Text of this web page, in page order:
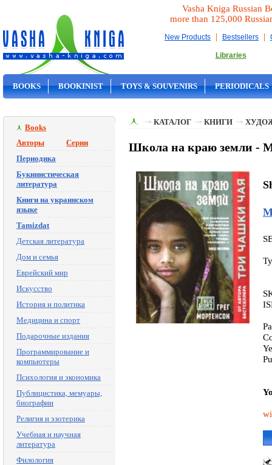
Vasha Kniga Russian
more than 125,000
New Products | Bestsellers |
Libraries
BOOKS BOOKINIST TOYS & SOUVENIRS PERIODICALS
Books
Авторы
Серии
Периодика
Букинистическая
литература
Книги на украинском
языке
Tamizdat
Детская литература
Дом и семья
Еврейский мир
Искусство
История и политика
Медицина и спорт
Подарочные издания
Программирование и
компьютеры
Психология и экономика
Публицистика, мемуары,
биографии
Религия и эзотерика
Учебная и научная
литература
Филология
КАТАЛОГ КНИГИ
Школа на краю земли -